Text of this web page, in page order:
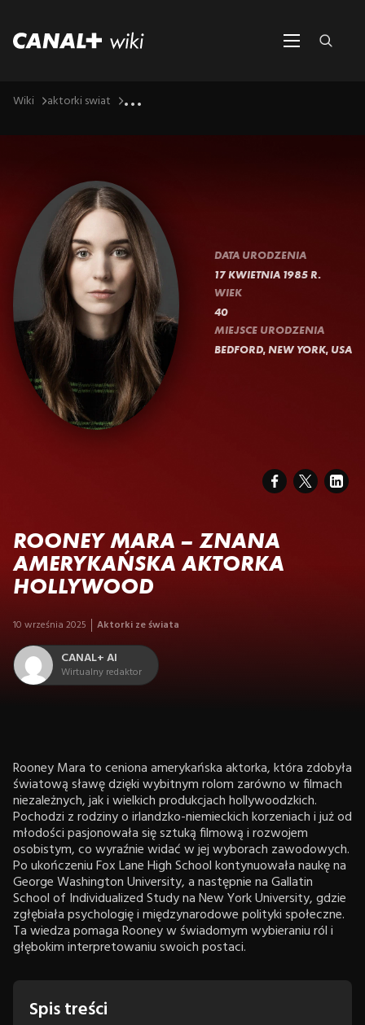
Wiki aktorki swiat ...
DATA URODZENIA
17 KWIETNIA 1985 R.
WIEK
40
MIEJSCE URODZENIA
BEDFORD, NEW YORK, USA
ROONEY MARA – ZNANA
AMERYKAŃSKA AKTORKA
HOLLYWOOD
10 września 2025 Aktorki ze świata
CANAL+ AI
Wirtualny redaktor
Rooney Mara to ceniona amerykańska aktorka, która zdobyła
światową sławę dzięki wybitnym rolom zarówno w filmach
niezależnych, jak i wielkich produkcjach hollywoodzkich.
Pochodzi z rodziny o irlandzko-niemieckich korzeniach i już od
młodości pasjonowała się sztuką filmową i rozwojem
osobistym, co wyraźnie widać w jej wyborach zawodowych.
Po ukończeniu Fox Lane High School kontynuowała naukę na
George Washington University, a następnie na Gallatin
School of Individualized Study na New York University, gdzie
zgłębiała psychologię i międzynarodowe polityki społeczne.
Ta wiedza pomaga Rooney w świadomym wybieraniu ról i
głębokim interpretowaniu swoich postaci.
Spis treści